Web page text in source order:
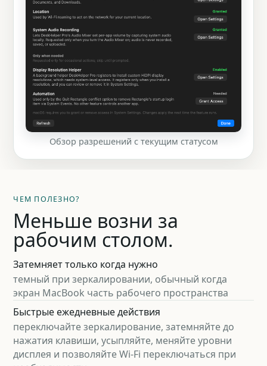
Обзор разрешений с текущим статусом
ЧЕМ ПОЛЕЗНО?
Меньше возни за
рабочим столом.
Затемняет только когда нужно
темный при зеркалировании, обычный когда
экран MacBook часть рабочего пространства
Быстрые ежедневные действия
переключайте зеркалирование, затемняйте до
нажатия клавиши, усыпляйте, меняйте уровни
дисплея и позволяйте Wi-Fi переключаться при